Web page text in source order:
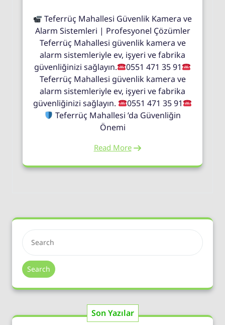
Teferrüç Mahallesi Güvenlik Kamera ve
Alarm Sistemleri | Profesyonel Çözümler
Teferrüç Mahallesi güvenlik kamera ve
alarm sistemleriyle ev, işyeri ve fabrika
güvenliğinizi sağlayın.
0551 471 35 91
Teferrüç Mahallesi güvenlik kamera ve
alarm sistemleriyle ev, işyeri ve fabrika
güvenliğinizi sağlayın.
0551 471 35 91
Teferrüç Mahallesi ’da Güvenliğin
Önemi
Read More
Search
Son Yazılar